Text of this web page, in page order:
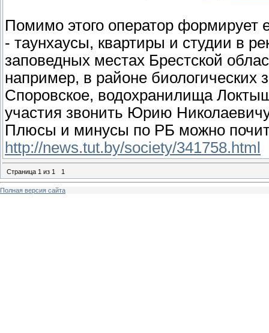
Помимо этого оператор
- таунхаусы, квартиры и студии в
заповедных местах Брестской
например, в районе биологических
Споровское, водохранилища
участия звонить Юрию
Плюсы и минусы по РБ можно
http://news.tut.by/society/341758.html
Страница 1 из 1 1
Полная версия сайта